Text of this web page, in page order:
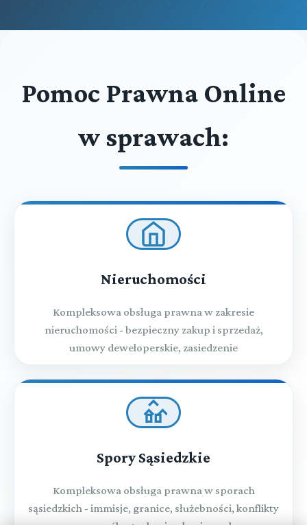
Pomoc Prawna Online
w sprawach:
Nieruchomości
Kompleksowa obsługa prawna w zakresie
nieruchomości - bezpieczny zakup i sprzedaż,
umowy deweloperskie, zasiedzenie
Spory Sąsiedzkie
Kompleksowa obsługa prawna w sporach
sąsiedzkich - immisje, granice, służebności, konflikty